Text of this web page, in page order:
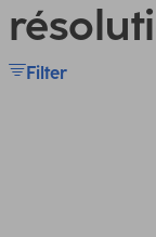
Filter